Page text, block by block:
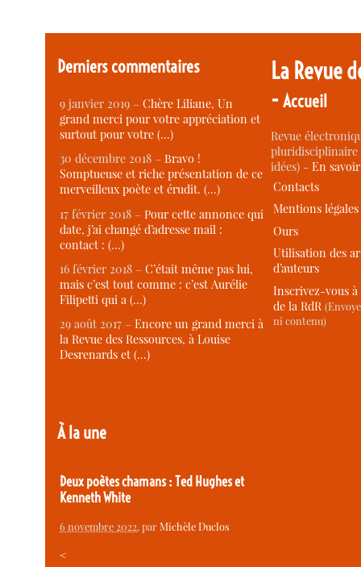
Derniers commentaires
9 janvier 2019 –Chère Liliane, Un
grand merci pour votre appréciation et
surtout pour votre (…)
30 décembre 2018 –Bravo !
Somptueuse et riche présentation de ce
merveilleux poète et érudit. (…)
17 février 2018 –Pour cette annonce qui
date, j’ai changé d’adresse mail :
contact : (…)
16 février 2018 –C’était même pas lui,
mais c’est tout comme : c’est Aurélie
Filipetti qui a (…)
29 août 2017 –Encore un grand merci à
la Revue des Ressources, à Louise
Desrenards et (…)
À la une
Deux poètes chamans : Ted Hughes et
Kenneth White
6 novembre 2022, parMichèle Duclos
<
La Revue
-Accueil
Revue
idées) -En
Contacts
Mentions légales
Ours
Utilisation des
d’auteurs
Inscrivez-vous
de la RdR
ni contenu)